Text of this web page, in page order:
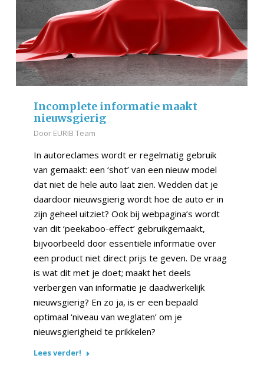
Incomplete informatie maakt
nieuwsgierig
Door EURIB Team
In autoreclames wordt er regelmatig gebruik
van gemaakt: een ‘shot’ van een nieuw model
dat niet de hele auto laat zien. Wedden dat je
daardoor nieuwsgierig wordt hoe de auto er in
zijn geheel uitziet? Ook bij webpagina’s wordt
van dit ‘peekaboo-effect’ gebruikgemaakt,
bijvoorbeeld door essentiële informatie over
een product niet direct prijs te geven. De vraag
is wat dit met je doet; maakt het deels
verbergen van informatie je daadwerkelijk
nieuwsgierig? En zo ja, is er een bepaald
optimaal ‘niveau van weglaten’ om je
nieuwsgierigheid te prikkelen?
Lees verder!